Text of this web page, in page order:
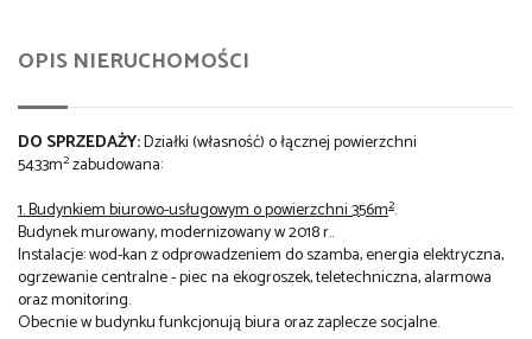
OPIS NIERUCHOMOŚCI
DO SPRZEDAŻY:Działki (własność) o łącznej powierzchni
5433m2zabudowana:
1. Budynkiem biurowo-usługowym o powierzchni 356m2.
Budynek murowany, modernizowany w 2018 r..
Instalacje: wod-kan z odprowadzeniem do szamba, energia elektryczna,
ogrzewanie centralne - piec na ekogroszek, teletechniczna, alarmowa
oraz monitoring.
Obecnie w budynku funkcjonują biura oraz zaplecze socjalne.